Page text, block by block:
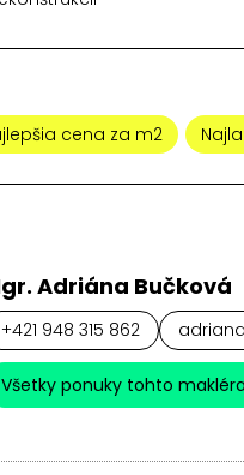
cena za m2
Adriána Bučková
+421 948 315 862
Všetky ponuky tohto makléra